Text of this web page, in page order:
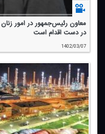
معاون رئیس‌جمهور در امور
در دست اقدام است
1402/03/07